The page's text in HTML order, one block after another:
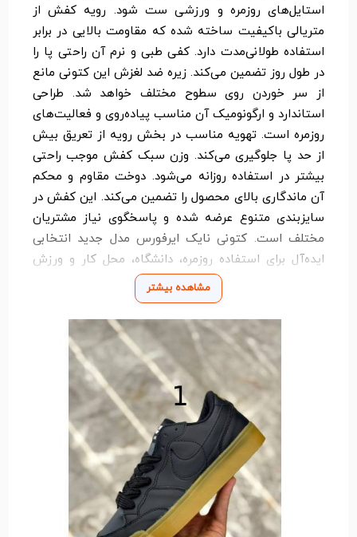
استایل‌های روزمره و ورزشی ست شود. رویه کفش از
متریالی باکیفیت ساخته شده که مقاومت بالایی در برابر
استفاده طولانی‌مدت دارد. کفی طبی و نرم آن راحتی پا را
در طول روز تضمین می‌کند. زیره ضد لغزش این کتونی مانع
از سر خوردن روی سطوح مختلف خواهد شد. طراحی
استاندارد و ارگونومیک آن مناسب پیاده‌روی و فعالیت‌های
روزمره است. تهویه مناسب در بخش رویه از تعریق بیش
از حد پا جلوگیری می‌کند. وزن سبک کفش موجب راحتی
بیشتر در استفاده روزانه می‌شود. دوخت مقاوم و محکم
آن ماندگاری بالای محصول را تضمین می‌کند. این کفش در
سایزبندی متنوع عرضه شده و پاسخگوی نیاز مشتریان
مختلف است. کتونی نایک ایرفورس مدل جدید انتخابی
ایده‌آل برای استفاده روزمره، دانشگاه، محل کار و ورزش
مشاهده بیشتر